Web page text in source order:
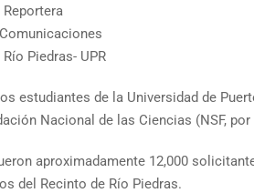
Piedras- UPR
estudiantes de la Universidad de
Nacional de las Ciencias (NSF,
aproximadamente 12,000
del Recinto de Río Piedras.